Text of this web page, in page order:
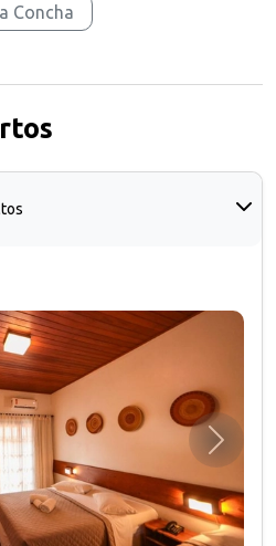
Concha